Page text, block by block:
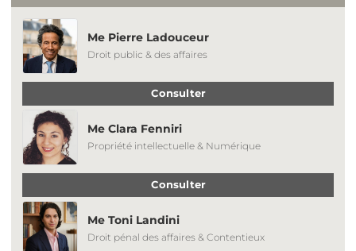
Me Pierre Ladouceur
Droit public & des affaires
Consulter
Me Clara Fenniri
Propriété intellectuelle & Numérique
Consulter
Me Toni Landini
Droit pénal des affaires & Contentieux